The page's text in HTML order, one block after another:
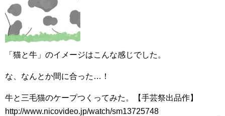
「猫と牛」のイメージはこんな感じでした。
な、なんとか間に合った…！
牛と三毛猫のケープつくってみた。【手芸祭出品作】
http://www.nicovideo.jp/watch/sm13725748